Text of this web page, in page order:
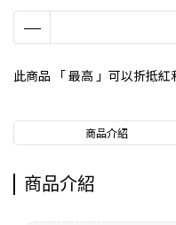
此商品 「 最高 」可以折抵紅
商品介紹
商品介紹